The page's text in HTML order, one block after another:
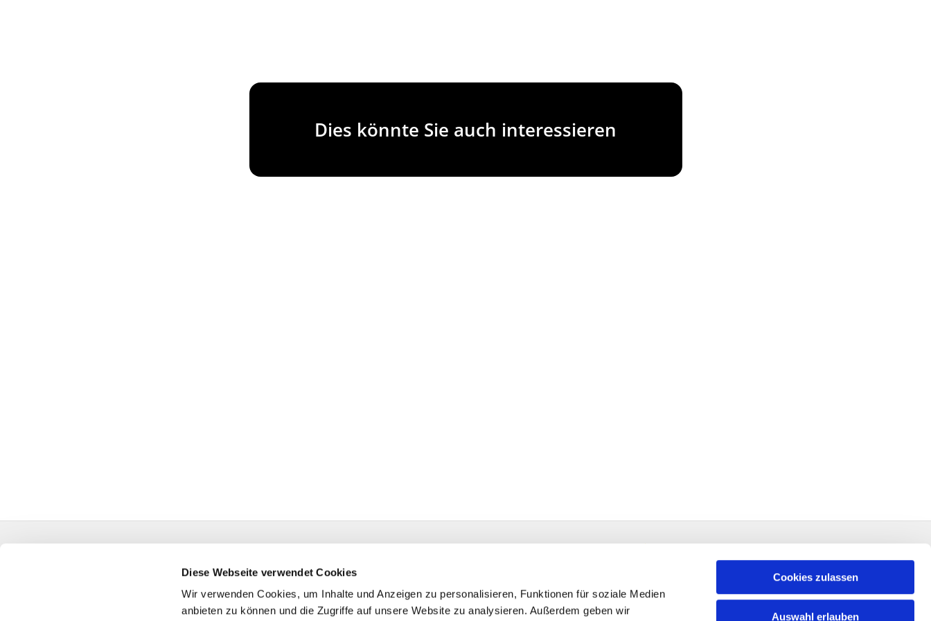
Diese Webseite verwendet Cookies
Wir verwenden Cookies, um Inhalte und Anzeigen zu personalisieren, Funktionen für soziale Medien
anbieten zu können und die Zugriffe auf unsere Website zu analysieren. Außerdem geben wir
Cookies zulassen
Auswahl erlauben
Dies könnte Sie auch interessieren
HA-KG-Hagen-Auferstehung@kk-ekvw.de